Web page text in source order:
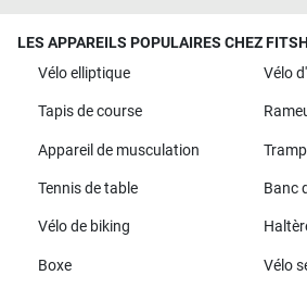
LES APPAREILS POPULAIRES CHEZ
Vélo elliptique
Vélo
Tapis de course
Appareil de musculation
Tennis de table Banc
Vélo de biking
Boxe Vélo